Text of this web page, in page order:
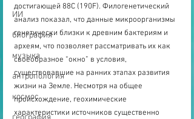
ИИ
биография
музыка
антропология
космос
достигающей 88C (190F). Филогенетический
анализ показал, что данные микроорганизмы
генетически близки к древним бактериям и
археям, что позволяет рассматривать их как
своеобразное “окно” в условия,
существовавшие на ранних этапах развития
жизни на Земле. Несмотря на общее
происхождение, геохимические
характеристики источников существенно